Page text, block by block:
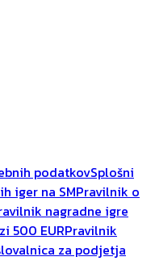
podatkovSplošni
iger na SMPravilnik o
nagradne igre
500 EURPravilnik
za podjetja